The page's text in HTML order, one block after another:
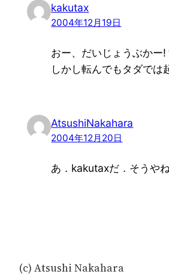
kakutax
2004年12月19日
おー、だいじょうぶかー
しかし転んでもタダでは
AtsushiNakahara
2004年12月20日
あ．kakutaxだ．そうや
(c) Atsushi Nakahara